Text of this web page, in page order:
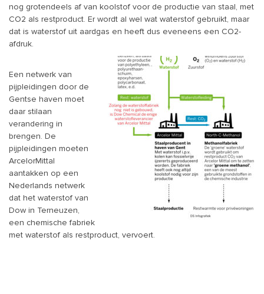
nog grotendeels af van koolstof voor de productie van staal, met
CO2 als restproduct. Er wordt al wel wat waterstof gebruikt, maar
dat is waterstof uit aardgas en heeft dus eveneens een CO2-
afdruk.
Een netwerk van
pijpleidingen door de
Gentse haven moet
daar stilaan
verandering in
brengen. De
pijpleidingen moeten
ArcelorMittal
aantakken op een
Nederlands netwerk
dat het waterstof van
Dow in Terneuzen,
een chemische fabriek
met waterstof als restproduct, vervoert.